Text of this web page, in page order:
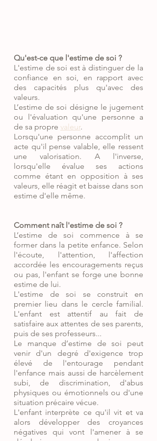
Qu'est-ce que l'estime de soi ?
L'estime de soi est à distinguer de la
confiance en soi, en rapport avec
des capacités plus qu'avec des
valeurs.
L’estime de soi désigne le jugement
ou l'évaluation qu'une personne a
de sa propre valeur.
Lorsqu'une personne accomplit un
acte qu'il pense valable, elle ressent
une valorisation. A l'inverse,
lorsqu'elle évalue ses actions
comme étant en opposition à ses
valeurs, elle réagit et baisse dans son
estime d'elle même.
Comment naît l'estime de soi ?
L’estime de soi commence à se
former dans la petite enfance. Selon
l'écoute, l'attention, l'affection
accordée les encouragements reçus
ou pas, l'enfant se forge une bonne
estime de lui.
L'estime de soi se construit en
premier lieu dans le cercle familial.
L'enfant est attentif au fait de
satisfaire aux attentes de ses parents,
puis de ses professeurs...
Le manque d’estime de soi peut
venir d'un degré d'exigence trop
élevé de l'entourage pendant
l'enfance mais aussi de harcèlement
subi, de discrimination, d'abus
physiques ou émotionnels ou d'une
situation précaire vécue.
L'enfant interprète ce qu'il vit et va
alors développer des croyances
négatives qui vont l'amener à se